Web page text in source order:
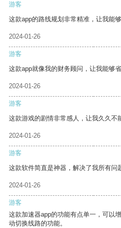
游客
这款app的路线规划非常精准，让我能
2024-01-26
游客
这款app就像我的财务顾问，让我能够省
2024-01-26
游客
这款游戏的剧情非常感人，让我久久不
2024-01-26
游客
这款软件简直是神器，解决了我所有问
2024-01-26
游客
这款加速器app的功能有点单一，可以
动切换线路的功能。